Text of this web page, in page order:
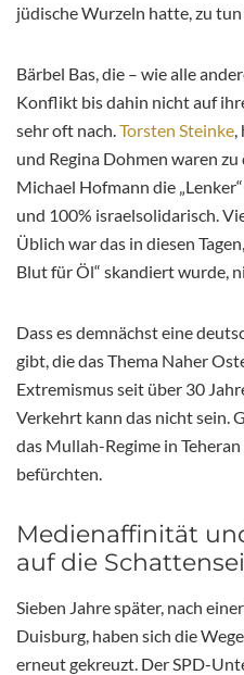
jüdische Wurzeln hatte, zu tun
Bärbel Bas, die – wie alle
Konflikt bis dahin nicht auf
sehr oft nach. Torsten Steinke
und Regina Dohmen waren
Michael Hofmann die
und 100% israelsolidarisch.
Üblich war das in diesen
Blut für Öl“ skandiert wurde,
Dass es demnächst eine
gibt, die das Thema Naher
Extremismus seit über 30
Verkehrt kann das nicht sein.
das Mullah-Regime in
befürchten.
Medienaffinität
auf die
Sieben Jahre später, nach
Duisburg, haben sich die
erneut gekreuzt. Der SPD-